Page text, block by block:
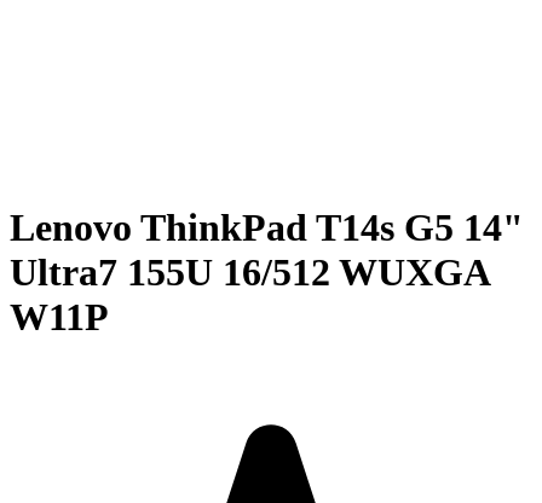
Lenovo ThinkPad T14s G5 14"
Ultra7 155U 16/512 WUXGA
W11P